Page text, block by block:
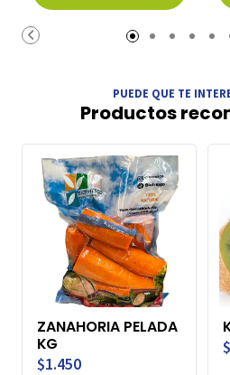
PUEDE QUE TE
Productos
ZANAHORIA PELADA
KG
$1.450